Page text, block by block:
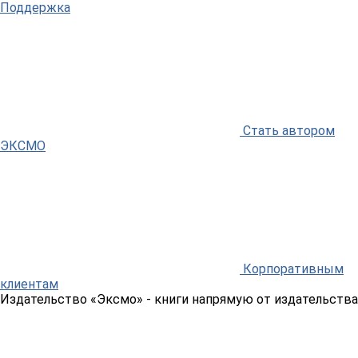
Поддержка
Стать автором
ЭКСМО
Корпоративным
клиентам
Издательство «Эксмо» - книги напрямую от издательства